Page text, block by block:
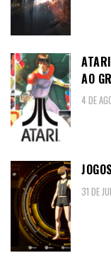
AO
4 DE
31 DE